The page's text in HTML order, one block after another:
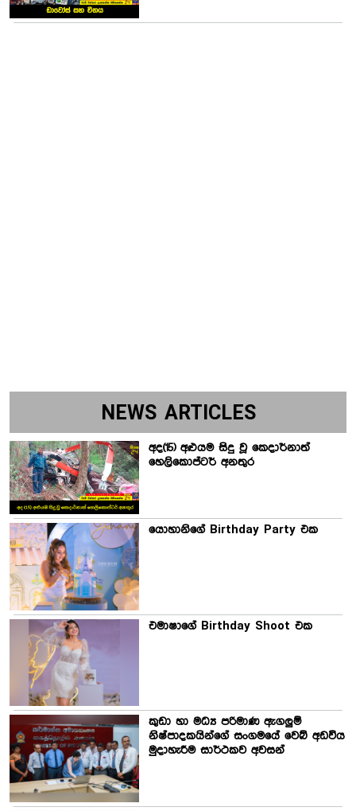
NEWS ARTICLES
අද(15) අළුයම සිදු වූ කෙදාර්නාත්
හෙලිකොප්ටර් අනතුර
යොහානිගේ Birthday Party එක
එමාෂාගේ Birthday Shoot එක
කුඩා හා මධ්‍ය පරිමාණ ඇගලුම්
නිෂ්පාදකයින්ගේ සංගමයේ වෙබ් අඩවිය
මුදාහැරීම සාර්ථකව අවසන්